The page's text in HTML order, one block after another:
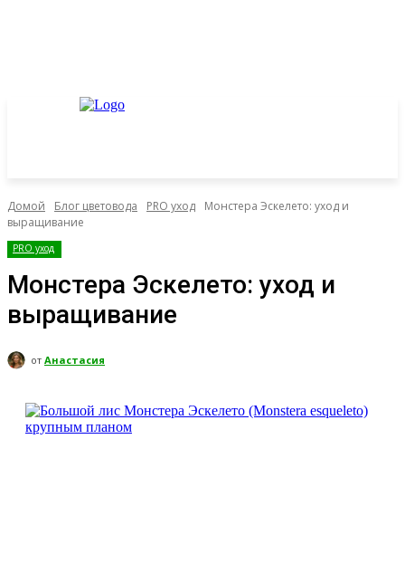
Домой Блог цветовода PRO уход
Монстера Эскелето: уход и
выращивание
PRO уход
Монстера Эскелето: уход и
выращивание
от Анастасия